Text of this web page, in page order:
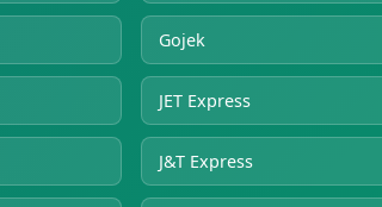
Gojek
JET Express
J&T Express